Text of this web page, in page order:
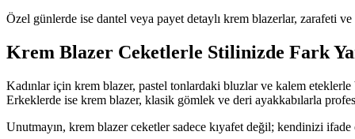
Özel günlerde ise dantel veya payet detaylı krem blazerlar, zarafeti
Krem Blazer Ceketlerle Stilinizde Fark
Kadınlar için krem blazer, pastel tonlardaki bluzlar ve kalem
Erkeklerde ise krem blazer, klasik gömlek ve deri ayakkabılarla
Unutmayın, krem blazer ceketler sadece kıyafet değil; kendinizi ifade